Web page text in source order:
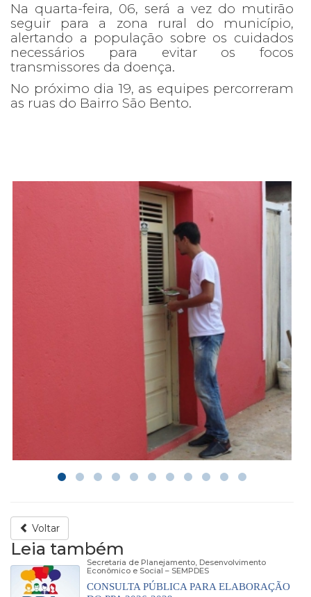
Na quarta-feira, 06, será a vez do mutirão
seguir para a zona rural do município,
alertando a população sobre os cuidados
necessários para evitar os focos
transmissores da doença.
No próximo dia 19, as equipes percorreram
as ruas do Bairro São Bento.
Voltar
Leia também
Secretaria de Planejamento, Desenvolvimento
Econômico e Social – SEMPDES
CONSULTA PÚBLICA PARA ELABORAÇÃO